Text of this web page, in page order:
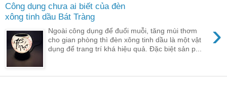
Công dụng chưa ai biết của đèn
xông tinh dầu Bát Tràng
›
Ngoài công dụng để đuổi muỗi, tăng mùi thơm
cho gian phòng thì đèn xông tinh dầu là một vật
dụng để trang trí khá hiệu quả. Đặc biệt sản p...